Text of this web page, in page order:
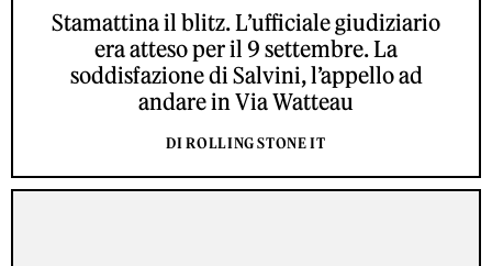
Stamattina il blitz. L’ufficiale giudiziario
era atteso per il 9 settembre. La
soddisfazione di Salvini, l’appello ad
andare in Via Watteau
DI ROLLING STONE IT